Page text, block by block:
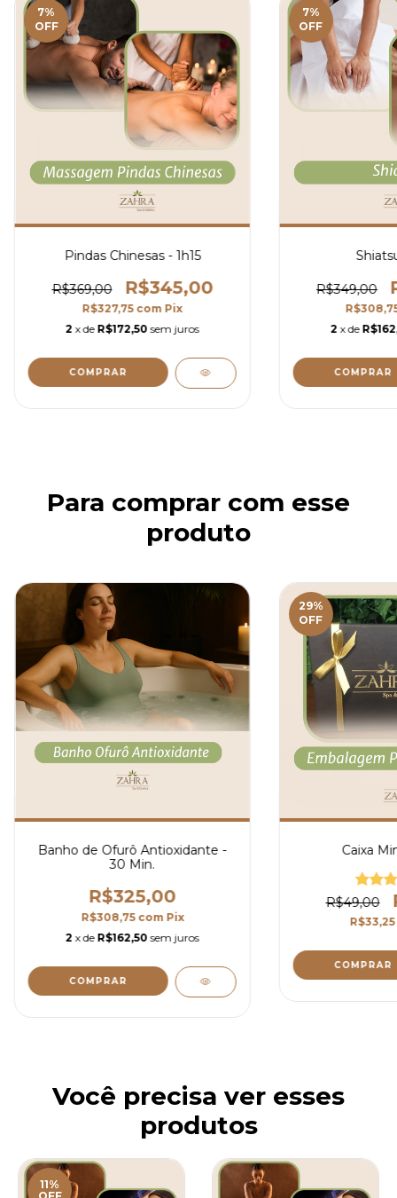
7%
OFF
Pindas Chinesas - 1h15
R$369,00 R$345,00
R$327,75 com Pix
2 x de R$172,50 sem juros
7%
OFF
R$349,00
2 x de
Para comprar com esse
produto
Banho de Ofurô Antioxidante -
30 Min.
R$325,00
R$308,75 com Pix
2 x de R$162,50 sem juros
29%
OFF
Caixa
R$49,00
R$33,25
Você precisa ver esses
produtos
11%